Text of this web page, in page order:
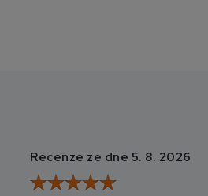
Recenze ze dne 5. 8. 2026